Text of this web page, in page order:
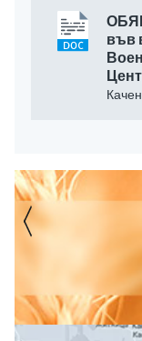
във